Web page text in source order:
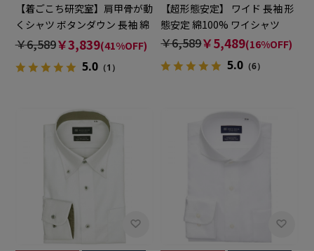
【着ごこち研究室】肩甲骨が動
くシャツ ボタンダウン 長袖 綿
100% 形態安定 ワイシャツ
￥6,589￥3,839(41%OFF)
5.0（1）
【超形態安定】 ワイド 長袖 形
態安定 綿100% ワイシャツ
￥6,589￥5,489(16%OFF)
5.0 （6）